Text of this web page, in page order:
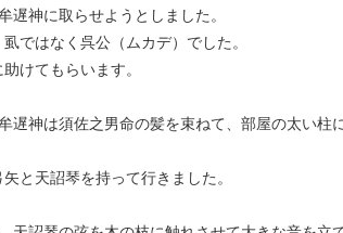
遅神に取らせようとしました。
ではなく呉公（ムカデ）でした。
けてもらいます。
遅神は須佐之男命の髪を束ねて、部屋の太い
と天詔琴を持って行きました。